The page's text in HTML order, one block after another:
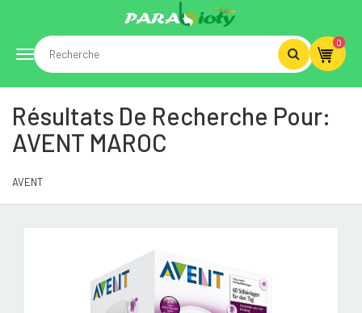
Toggle
navigation
0
Résultats De Recherche Pour:
AVENT MAROC
AVENT